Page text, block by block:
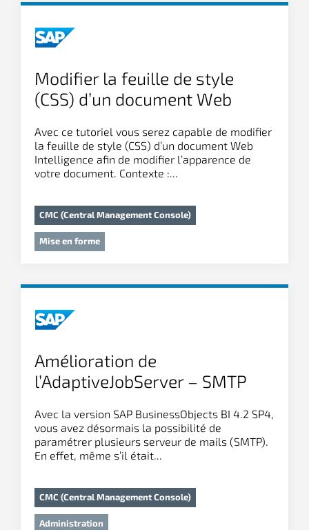
Modifier la feuille de style
(CSS) d’un document Web
Avec ce tutoriel vous serez capable de modifier
la feuille de style (CSS) d’un document Web
Intelligence afin de modifier l’apparence de
votre document. Contexte :...
CMC (Central Management Console)
Mise en forme
Amélioration de
l’AdaptiveJobServer – SMTP
Avec la version SAP BusinessObjects BI 4.2 SP4,
vous avez désormais la possibilité de
paramétrer plusieurs serveur de mails (SMTP).
En effet, même s’il était...
CMC (Central Management Console)
Administration